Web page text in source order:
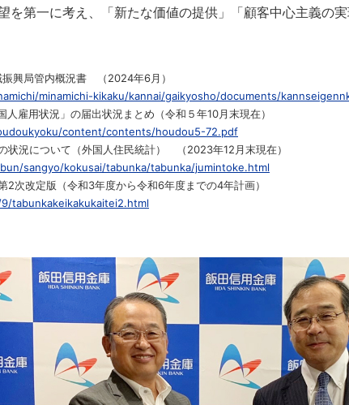
を第一に考え、「新たな価値の提供」「顧客中心主義の実
局管内概況書 （2024年6月）
minamichi-kikaku/kannai/gaikyosho/documents/
雇用状況」の届出状況まとめ（令和５年10月末現在）
content/contents/houdou5-72.pdf
況について（外国人住民統計） （2023年12月末現在）
sangyo/kokusai/tabunka/tabunka/jumintoke.html
次改定版（令和3年度から令和6年度までの4年計画）
tabunkakeikakukaitei2.html